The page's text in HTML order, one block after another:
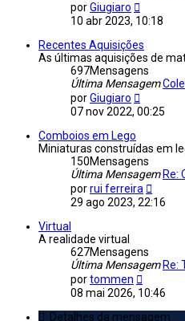
porGiugiaro
a
10 abr 2023, 10:18
Recentes Aquisições
As últimas aquisições de
697Mensagens
Última Mensagem
porGiugiaro
a
07 nov 2022, 00:25
Comboios em Lego
Miniaturas construídas em
150Mensagens
Última Mensagem Re:
porrui ferreira
a
29 ago 2023, 22:16
Virtual
A realidade virtual
627Mensagens
Última Mensagem Re:
portommen
a
08 mai 2026, 10:46
Detalhes da mensagem